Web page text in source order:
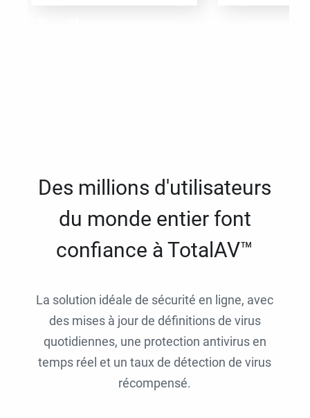
Des millions d'utilisateurs
du monde entier font
confiance à TotalAV™
La solution idéale de sécurité en ligne, avec
des mises à jour de définitions de virus
quotidiennes, une protection antivirus en
temps réel et un taux de détection de virus
récompensé.